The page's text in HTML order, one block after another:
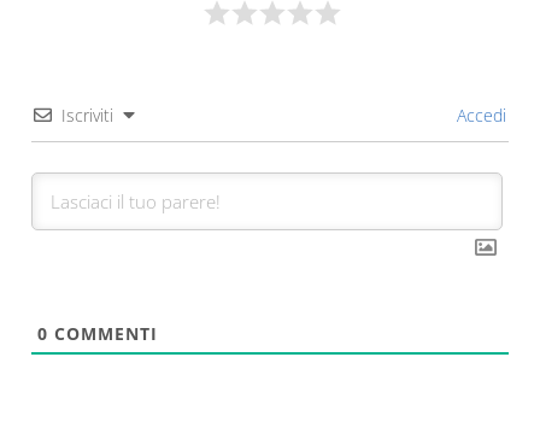
Iscriviti Accedi
0 COMMENTI